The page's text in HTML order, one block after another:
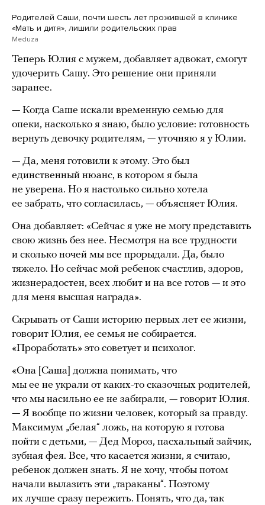
Родителей Саши, почти шесть лет прожившей в клинике
«Мать и дитя», лишили родительских прав
Meduza
Теперь Юлия с мужем, добавляет адвокат, смогут
удочерить Сашу. Это решение они приняли
заранее.
— Когда Саше искали временную семью для
опеки, насколько я знаю, было условие: готовность
вернуть девочку родителям, — уточняю я у Юлии.
— Да, меня готовили к этому. Это был
единственный нюанс, в котором я была
не уверена. Но я настолько сильно хотела
ее забрать, что согласилась, — объясняет Юлия.
Она добавляет: «Сейчас я уже не могу представить
свою жизнь без нее. Несмотря на все трудности
и сколько ночей мы все прорыдали. Да, было
тяжело. Но сейчас мой ребенок счастлив, здоров,
жизнерадостен, всех любит и на все готов — и это
для меня высшая награда».
Скрывать от Саши историю первых лет ее жизни,
говорит Юлия, ее семья не собирается.
«Проработать» это советует и психолог.
«Она [Саша] должна понимать, что
мы ее не украли от каких-то сказочных родителей,
что мы насильно ее не забирали, — говорит Юлия.
— Я вообще по жизни человек, который за правду.
Максимум „белая“ ложь, на которую я готова
пойти с детьми, — Дед Мороз, пасхальный зайчик,
зубная фея. Все, что касается жизни, я считаю,
ребенок должен знать. Я не хочу, чтобы потом
начали вылазить эти „тараканы“. Поэтому
их лучше сразу пережить. Понять, что да, так